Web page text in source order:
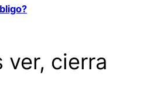
ver, cierra